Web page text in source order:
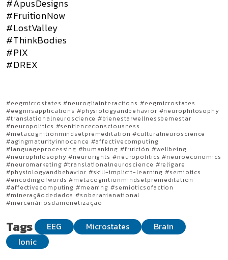
#ApusDesigns
#FruitionNow
#LostValley
#ThinkBodies
#PIX
#DREX
#eegmicrostates #neurogliainteractions #eegmicrostates
#eegnirsapplications #physiologyandbehavior #neurophilosophy
#translationalneuroscience #bienestarwellnessbemestar
#neuropolitics #sentienceconsciousness
#metacognitionmindsetpremeditation #culturalneuroscience
#agingmaturityinnocence #affectivecomputing
#languageprocessing #humanking #fruición #wellbeing
#neurophilosophy #neurorights #neuropolitics #neuroeconomics
#neuromarketing #translationalneuroscience #religare
#physiologyandbehavior #skill-implicit-learning #semiotics
#encodingofwords #metacognitionmindsetpremeditation
#affectivecomputing #meaning #semioticsofaction
#mineraçãodedados #soberanianational
#mercenáriosdamonetização
Tags EEG Microstates
Brain
Ionic